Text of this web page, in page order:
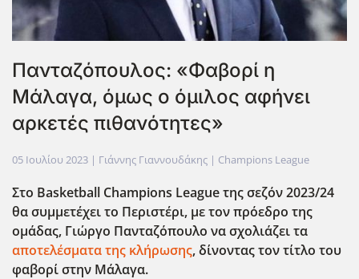
Πανταζόπουλος: «Φαβορί η
Μάλαγα, όμως ο όμιλος αφήνει
αρκετές πιθανότητες»
05 Ιουλίου 2023 | Γιάννης Γιαννουδάκης | Champions League
Στο Basketball Champions Leagueτης σεζόν 2023/24
θα συμμετέχει το Περιστέρι, με τον πρόεδρο της
ομάδας, Γιώργο Πανταζόπουλο να σχολιάζει τα
αποτελέσματα της κλήρωσης, δίνοντας τον τίτλο του
φαβορί στην Μάλαγα.